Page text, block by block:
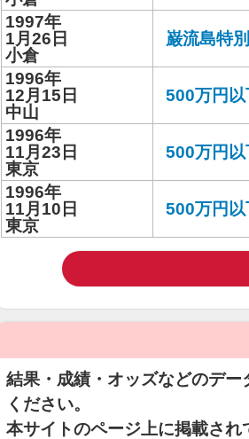
1997年
1月26日
小倉
巌流島特別
1996年
12月15日
中山
500万円以
1996年
11月23日
東京
500万円以
1996年
11月10日
東京
500万円以
結果・成績・オッズなどのデ
ください。
本サイトのページ上に掲載さ